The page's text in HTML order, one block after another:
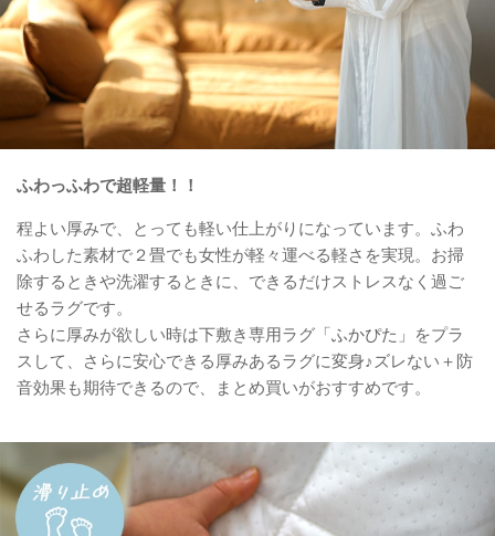
ふわっふわで超軽量！！
程よい厚みで、とっても軽い仕上がりになっています。ふわ
ふわした素材で２畳でも女性が軽々運べる軽さを実現。お掃
除するときや洗濯するときに、できるだけストレスなく過ご
せるラグです。
さらに厚みが欲しい時は下敷き専用ラグ 「ふかぴた」
をプラ
スして、さらに安心できる厚みあるラグに変身♪ズレない＋防
音効果も期待できるので、まとめ買いがおすすめです。